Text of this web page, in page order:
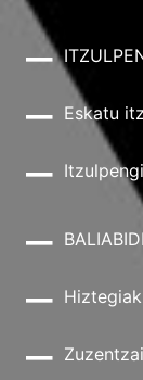
Eskatu
Hiztegiak